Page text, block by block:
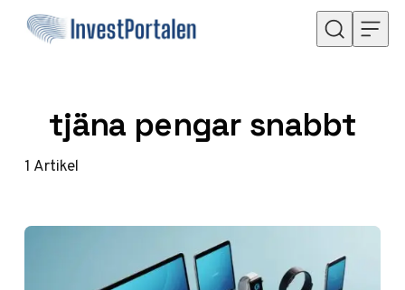
Hoppa till innehåll
tjäna pengar snabbt
1 Artikel